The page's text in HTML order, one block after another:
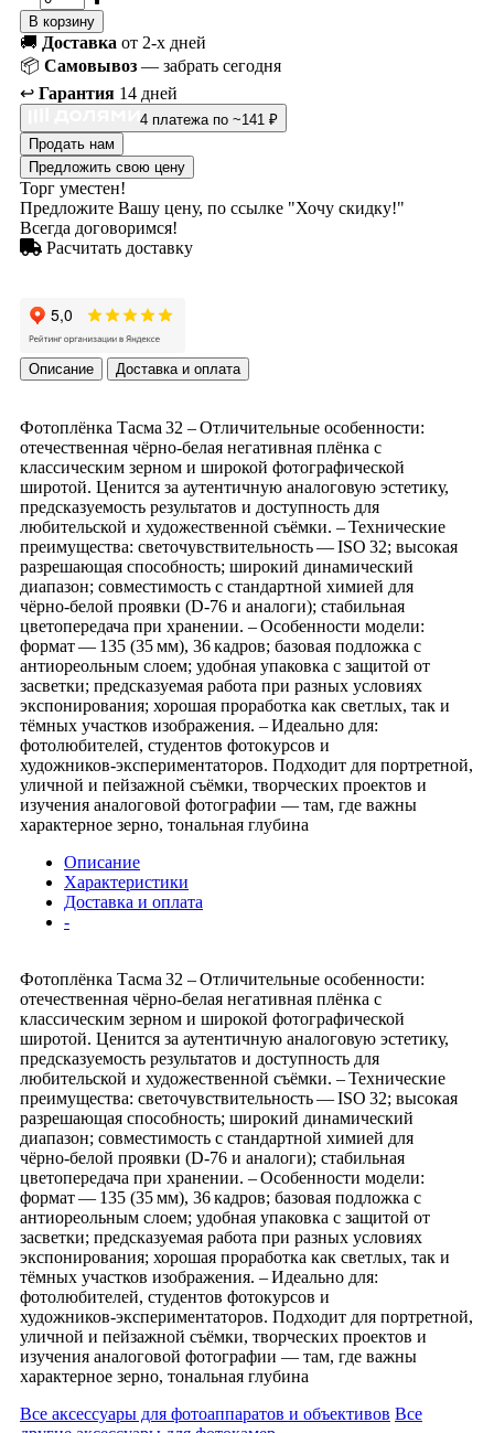
В корзину
🚚 Доставка от 2-х дней
📦 Самовывоз — забрать сегодня
↩️ Гарантия 14 дней
4 платежа по ~141 ₽
Продать нам
Предложить свою цену
Торг уместен!
Предложите Вашу цену, по ссылке "Хочу скидку!"
Всегда договоримся!
Расчитать доставку
Описание Доставка и оплата
Фотоплёнка Тасма 32 – Отличительные особенности:
отечественная чёрно‑белая негативная плёнка с
классическим зерном и широкой фотографической
широтой. Ценится за аутентичную аналоговую эстетику,
предсказуемость результатов и доступность для
любительской и художественной съёмки. – Технические
преимущества: светочувствительность — ISO 32; высокая
разрешающая способность; широкий динамический
диапазон; совместимость с стандартной химией для
чёрно‑белой проявки (D‑76 и аналоги); стабильная
цветопередача при хранении. – Особенности модели:
формат — 135 (35 мм), 36 кадров; базовая подложка с
антиореольным слоем; удобная упаковка с защитой от
засветки; предсказуемая работа при разных условиях
экспонирования; хорошая проработка как светлых, так и
тёмных участков изображения. – Идеально для:
фотолюбителей, студентов фотокурсов и
художников‑экспериментаторов. Подходит для портретной,
уличной и пейзажной съёмки, творческих проектов и
изучения аналоговой фотографии — там, где важны
характерное зерно, тональная глубина
Описание
Характеристики
Доставка и оплата
-
Фотоплёнка Тасма 32 – Отличительные особенности:
отечественная чёрно‑белая негативная плёнка с
классическим зерном и широкой фотографической
широтой. Ценится за аутентичную аналоговую эстетику,
предсказуемость результатов и доступность для
любительской и художественной съёмки. – Технические
преимущества: светочувствительность — ISO 32; высокая
разрешающая способность; широкий динамический
диапазон; совместимость с стандартной химией для
чёрно‑белой проявки (D‑76 и аналоги); стабильная
цветопередача при хранении. – Особенности модели:
формат — 135 (35 мм), 36 кадров; базовая подложка с
антиореольным слоем; удобная упаковка с защитой от
засветки; предсказуемая работа при разных условиях
экспонирования; хорошая проработка как светлых, так и
тёмных участков изображения. – Идеально для:
фотолюбителей, студентов фотокурсов и
художников‑экспериментаторов. Подходит для портретной,
уличной и пейзажной съёмки, творческих проектов и
изучения аналоговой фотографии — там, где важны
характерное зерно, тональная глубина
Все аксессуары для фотоаппаратов и объективов Все